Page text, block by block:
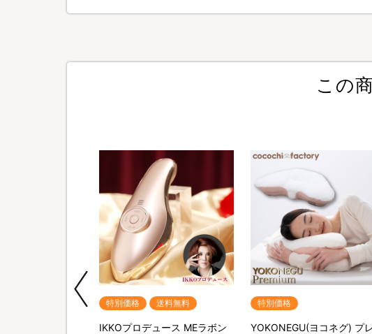
この
特別価格 送料無料
IKKOプロデュース MEラボン
特別価格
YOKONEGU(ヨコネグ) プ